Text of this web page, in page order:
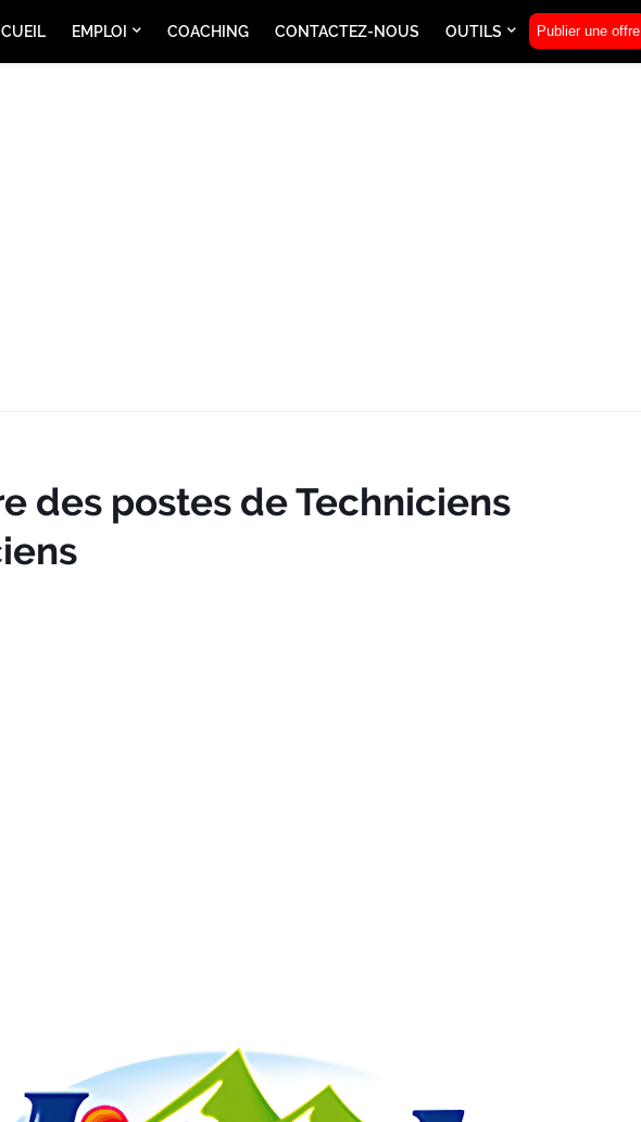
EMPLOI COACHING CONTACTEZ-NOUS OUTILS Publier une offre
des postes de Techniciens